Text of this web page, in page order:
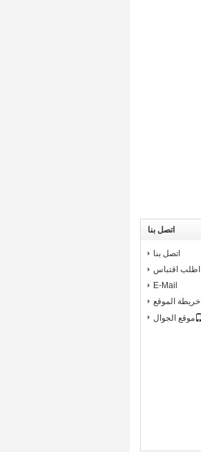
اتصل بنا
اتصل بنا
اطلب اقتباس
E-Mail
خريطة الموقع
موقع الجوال